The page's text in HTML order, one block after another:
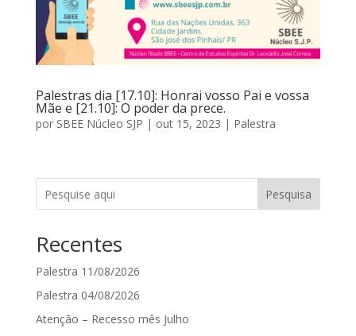
Palestras dia [17.10]: Honrai vosso Pai e vossa
Mãe e [21.10]: O poder da prece.
por SBEE Núcleo SJP | out 15, 2023 | Palestra
Pesquisa
Recentes
Palestra 11/08/2026
Palestra 04/08/2026
Atenção – Recesso mês Julho